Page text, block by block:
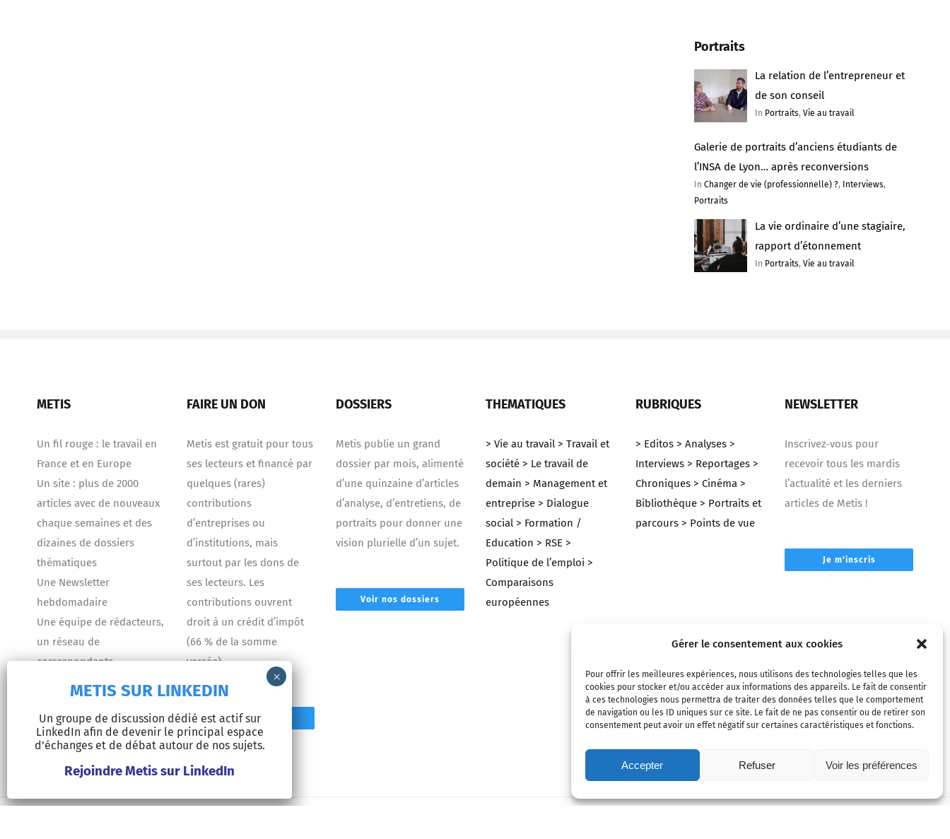
Gérer le consentement aux cookies
Pour offrir les meilleures expériences, nous utilisons des technologies telles que les
cookies pour stocker et/ou accéder aux informations des appareils. Le fait de consentir
à ces technologies nous permettra de traiter des données telles que le comportement
de navigation ou les ID uniques sur ce site. Le fait de ne pas consentir ou de retirer son
consentement peut avoir un effet négatif sur certaines caractéristiques et fonctions.
Accepter Refuser Voir les préférences
Portraits
La relation de l’entrepreneur et
de son conseil
In Portraits,Vie au travail
Galerie de portraits d’anciens étudiants de
l’INSA de Lyon… après reconversions
In Changer de vie (professionnelle) ?, Interviews,
Portraits
La vie ordinaire d’une stagiaire,
rapport d’étonnement
In Portraits,Vie au travail
METIS
Un fil rouge : le travail en
France et en Europe
Un site : plus de 2000
articles avec de nouveaux
chaque semaines et des
dizaines de dossiers
thématiques
Une Newsletter
hebdomadaire
Une équipe de rédacteurs,
un réseau de
correspondants
Contact
FAIRE UN DON
Metis est gratuit pour tous
ses lecteurs et financé par
quelques (rares)
contributions
d’entreprises ou
d’institutions, mais
surtout par les dons de
ses lecteurs. Les
contributions ouvrent
droit à un crédit d’impôt
(66 % de la somme
versée).
Faire un don
DOSSIERS
Metis publie un grand
dossier par mois, alimenté
d’une quinzaine d’articles
d’analyse, d’entretiens, de
portraits pour donner une
vision plurielle d’un sujet.
Voir nos dossiers
THEMATIQUES
> Vie au travail > Travail et
société > Le travail de
demain > Management et
entreprise > Dialogue
social > Formation /
Education > RSE >
Politique de l’emploi >
Comparaisons
européennes
RUBRIQUES
> Editos > Analyses >
Interviews > Reportages >
Chroniques > Cinéma >
Bibliothèque > Portraits et
parcours > Points de vue
NEWSLETTER
Inscrivez-vous pour
recevoir tous les mardis
l’actualité et les derniers
articles de Metis !
Je m'inscris
METIS SUR LINKEDIN
Un groupe de discussion dédié est actif sur
LinkedIn afin de devenir le principal espace
d’échanges et de débat autour de nos sujets.
Rejoindre Metis sur LinkedIn